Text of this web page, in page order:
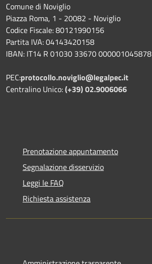
Comune di Noviglio
Piazza Roma, 1 - 20082 - Noviglio
Codice Fiscale: 80121990156
Partita IVA: 04143420158
IBAN: IT14 R 01030 33670 000001045878
PEC:protocollo.noviglio@legalpec.it
Centralino Unico:(+39) 02.9006066
Prenotazione appuntamento
Segnalazione disservizio
Leggi le FAQ
Richiesta assistenza